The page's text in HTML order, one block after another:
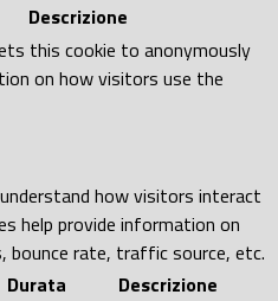
Descrizione
this cookie to anonymously
on how visitors use the
how visitors interact
help provide information on
rate, traffic source, etc.
Durata Descrizione